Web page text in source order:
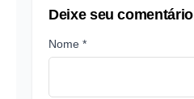
Deixe seu comentário
Nome *